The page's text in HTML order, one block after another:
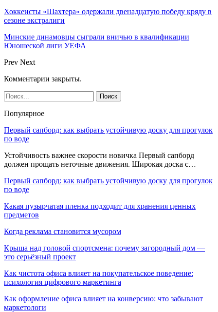
Хоккеисты «Шахтера» одержали двенадцатую победу кряду в
сезоне экстралиги
Минские динамовцы сыграли вничью в квалификации
Юношеской лиги УЕФА
Prev Next
Комментарии закрыты.
Популярное
Первый сапборд: как выбрать устойчивую доску для прогулок
по воде
Устойчивость важнее скорости новичка Первый сапборд
должен прощать неточные движения. Широкая доска с…
Первый сапборд: как выбрать устойчивую доску для прогулок
по воде
Какая пузырчатая пленка подходит для хранения ценных
предметов
Когда реклама становится мусором
Крыша над головой спортсмена: почему загородный дом —
это серьёзный проект
Как чистота офиса влияет на покупательское поведение:
психология цифрового маркетинга
Как оформление офиса влияет на конверсию: что забывают
маркетологи